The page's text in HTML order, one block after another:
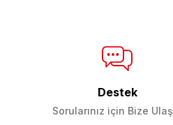
Destek
Sorularınız için Bize